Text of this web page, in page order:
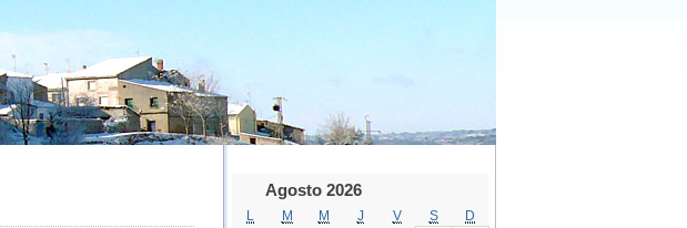
Agosto 2026
M M J V S
D